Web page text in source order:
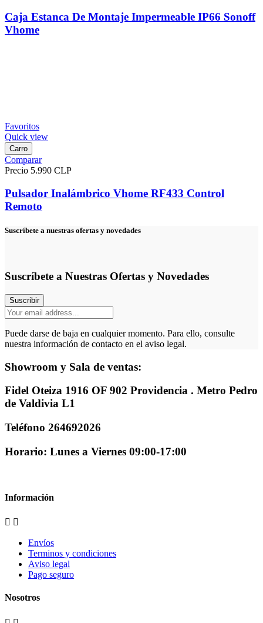
Caja Estanca De Montaje Impermeable IP66 Sonoff
Vhome
Favoritos
Quick view
Carro
Comparar
Precio 5.990 CLP
Pulsador Inalámbrico Vhome RF433 Control
Remoto
Suscríbete a nuestras ofertas y novedades
Suscríbete a Nuestras Ofertas y Novedades
Suscribir
Puede darse de baja en cualquier momento. Para ello, consulte
nuestra información de contacto en el aviso legal.
Showroom y Sala de ventas:
Fidel Oteiza 1916 OF 902 Providencia . Metro Pedro
de Valdivia L1
Teléfono 264692026
Horario: Lunes a Viernes 09:00-17:00
Información
 
Envíos
Terminos y condiciones
Aviso legal
Pago seguro
Nosotros